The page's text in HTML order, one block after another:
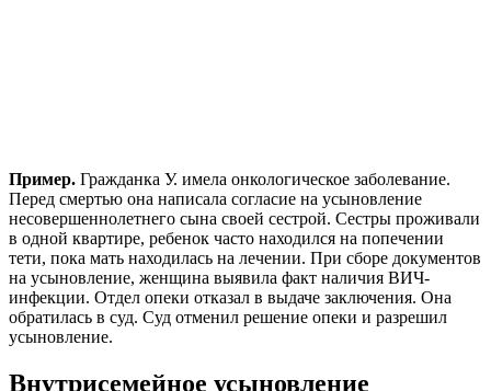
Пример. Гражданка У. имела онкологическое заболевание.
Перед смертью она написала согласие на усыновление
несовершеннолетнего сына своей сестрой. Сестры проживали
в одной квартире, ребенок часто находился на попечении
тети, пока мать находилась на лечении. При сборе документов
на усыновление, женщина выявила факт наличия ВИЧ-
инфекции. Отдел опеки отказал в выдаче заключения. Она
обратилась в суд. Суд отменил решение опеки и разрешил
усыновление.
Внутрисемейное усыновление